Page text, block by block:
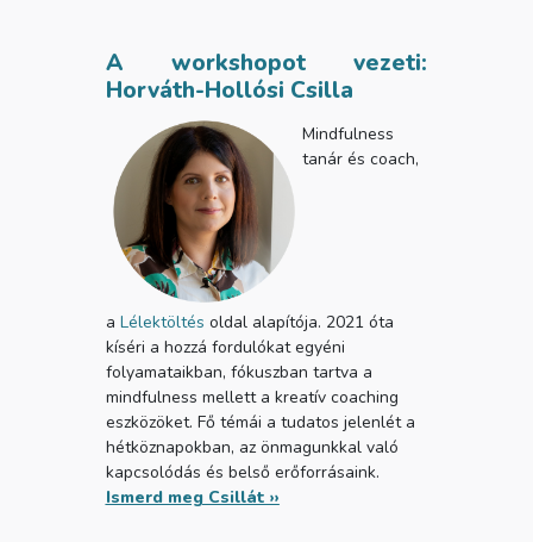
A workshopot vezeti:
Horváth-Hollósi Csilla
Mindfulness
tanár és coach,
a Lélektöltés oldal alapítója. 2021 óta
kíséri a hozzá fordulókat egyéni
folyamataikban, fókuszban tartva a
mindfulness mellett a kreatív coaching
eszközöket. Fő témái a tudatos jelenlét a
hétköznapokban, az önmagunkkal való
kapcsolódás és belső erőforrásaink.
Ismerd meg Csillát ››